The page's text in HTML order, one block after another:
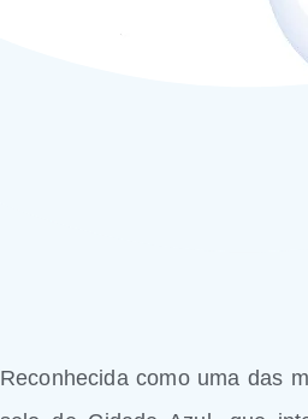
Reconhecida como uma das